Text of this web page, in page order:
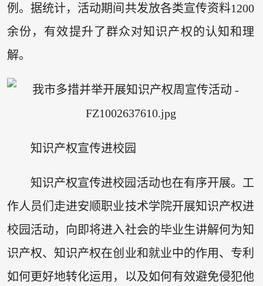
例。据统计，活动期间共发放各类宣传资料1200
余份，有效提升了群众对知识产权的认知和理
解。
知识产权宣传进校园
知识产权宣传进校园活动也在有序开展。工
作人员们走进安顺职业技术学院开展知识产权进
校园活动，向即将进入社会的毕业生讲解何为知
识产权、知识产权在创业和就业中的作用、专利
如何更好地转化运用，以及如何有效避免侵犯他